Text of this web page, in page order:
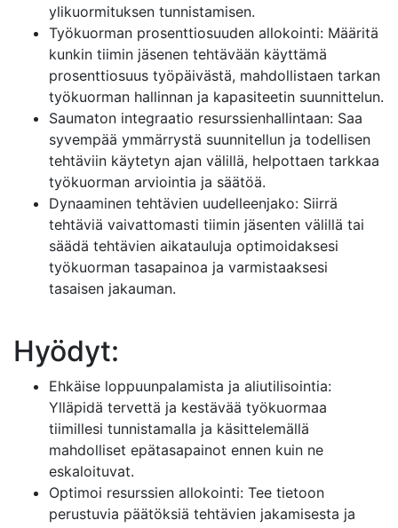
ylikuormituksen tunnistamisen.
Työkuorman prosenttiosuuden allokointi: Määritä
kunkin tiimin jäsenen tehtävään käyttämä
prosenttiosuus työpäivästä, mahdollistaen tarkan
työkuorman hallinnan ja kapasiteetin suunnittelun.
Saumaton integraatio resurssienhallintaan: Saa
syvempää ymmärrystä suunnitellun ja todellisen
tehtäviin käytetyn ajan välillä, helpottaen tarkkaa
työkuorman arviointia ja säätöä.
Dynaaminen tehtävien uudelleenjako: Siirrä
tehtäviä vaivattomasti tiimin jäsenten välillä tai
säädä tehtävien aikatauluja optimoidaksesi
työkuorman tasapainoa ja varmistaaksesi
tasaisen jakauman.
Hyödyt:
Ehkäise loppuunpalamista ja aliutilisointia:
Ylläpidä tervettä ja kestävää työkuormaa
tiimillesi tunnistamalla ja käsittelemällä
mahdolliset epätasapainot ennen kuin ne
eskaloituvat.
Optimoi resurssien allokointi: Tee tietoon
perustuvia päätöksiä tehtävien jakamisesta ja